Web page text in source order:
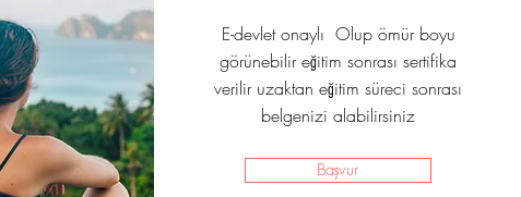
E-devlet onaylı Olup ömür boyu
görünebilir eğitim sonrası sertifika
verilir uzaktan eğitim süreci sonrası
belgenizi alabilirsiniz
Başvur